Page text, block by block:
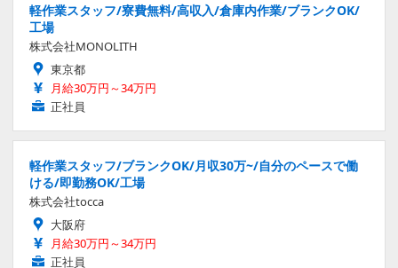
軽作業スタッフ/寮費無料/高収入/倉庫内作業/ブランクOK/
工場
株式会社MONOLITH
東京都
月給30万円～34万円
正社員
軽作業スタッフ/ブランクOK/月収30万~/自分のペースで働
ける/即勤務OK/工場
株式会社tocca
大阪府
月給30万円～34万円
正社員